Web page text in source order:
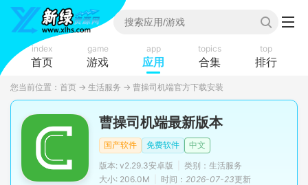
index
首页
game
游戏
app
应用
topics
合集
top
排行
您当前位置： 首页 → 生活服务 → 曹操司机端官方下载安装
曹操司机端最新版本
国产软件 免费软件
中文
版本: v2.29.3安卓版
类别：生活服务
大小: 206.0M
时间： 2026-07-23更新